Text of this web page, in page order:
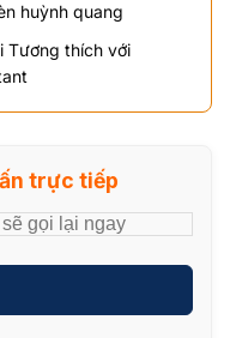
huỳnh quang
Tương thích với
trực tiếp